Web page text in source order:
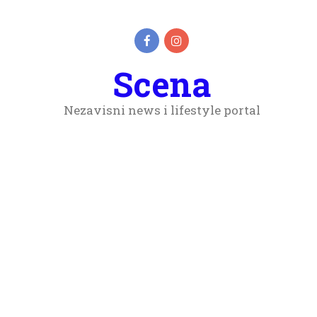
Scena
Nezavisni news i lifestyle portal